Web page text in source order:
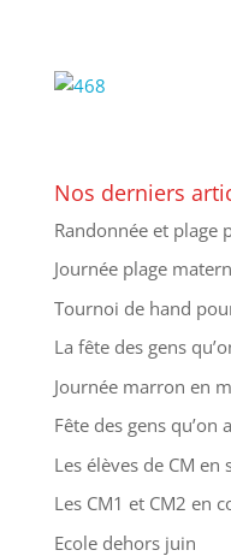
Nos derniers
Randonnée et plage
Journée plage
Tournoi de hand
La fête des gens
Journée marron en
Fête des gens qu’on
Les élèves de CM
Les CM1 et CM2 en
Ecole dehors juin